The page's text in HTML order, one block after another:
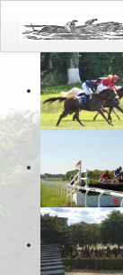
Accueil
Actualités
L'association
L'hippodrome
Les courses
Photos
Contacts